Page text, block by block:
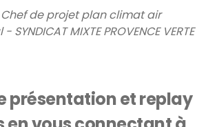
Chef de projet plan climat air
MIXTE PROVENCE VERTE
présentation et replay